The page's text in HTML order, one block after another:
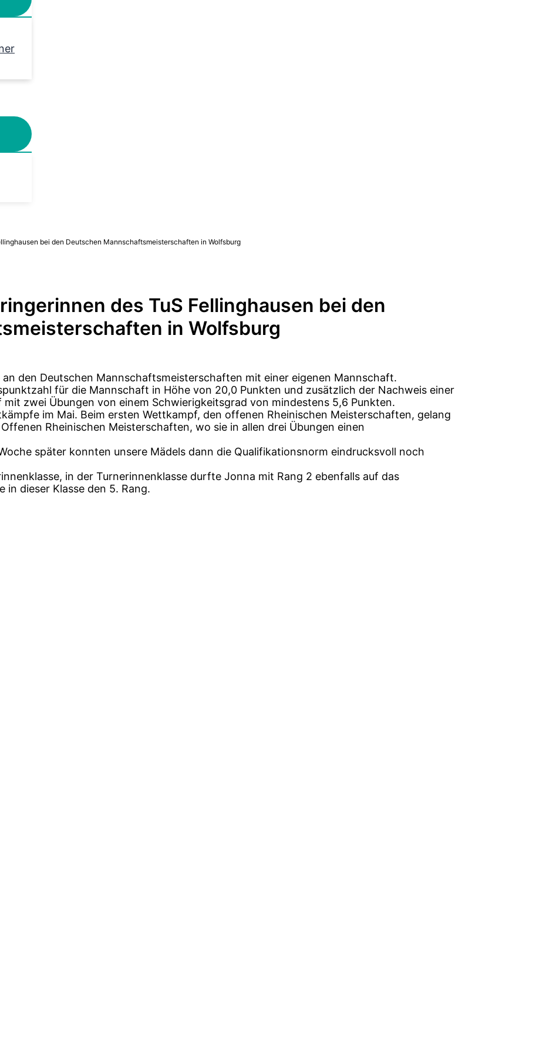
bei den Deutschen Mannschaftsmeisterschaften in Wolfsburg
des TuS Fellinghausen bei den
in Wolfsburg
den Deutschen Mannschaftsmeisterschaften mit einer eigenen Mannschaft.
für die Mannschaft in Höhe von 20,0 Punkten und zusätzlich der Nachweis einer
zwei Übungen von einem Schwierigkeitsgrad von mindestens 5,6 Punkten.
im Mai. Beim ersten Wettkampf, den offenen Rheinischen Meisterschaften, gelang
Rheinischen Meisterschaften, wo sie in allen drei Übungen einen
später konnten unsere Mädels dann die Qualifikationsnorm eindrucksvoll noch
in der Turnerinnenklasse durfte Jonna mit Rang 2 ebenfalls auf das
dieser Klasse den 5. Rang.